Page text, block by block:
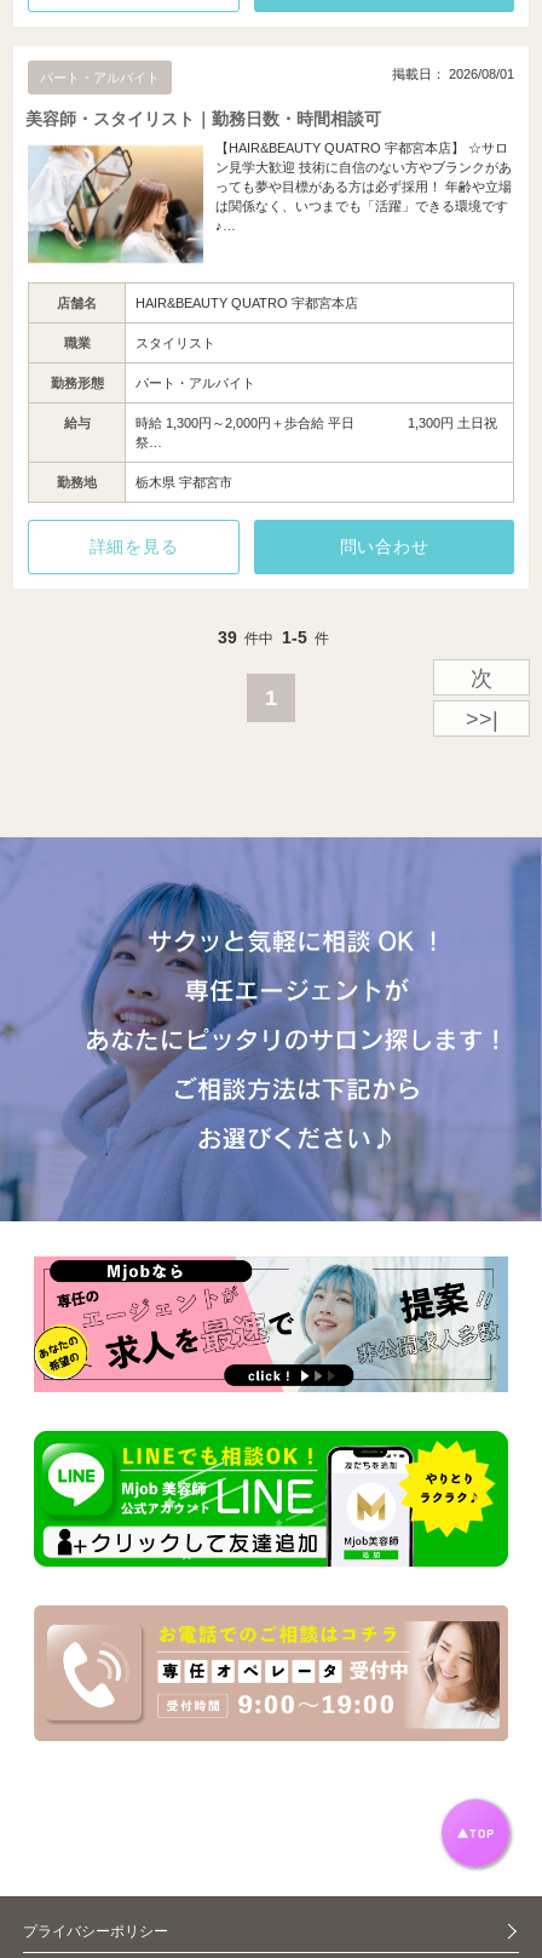
パート・アルバイト 掲載日： 2026/08/01
美容師・スタイリスト｜勤務日数・時間相談可
【HAIR&BEAUTY QUATRO 宇都宮本店】 ☆サロ
ン見学大歓迎 技術に自信のない方やブランクがあ
っても夢や目標がある方は必ず採用！ 年齢や立場
は関係なく、いつまでも「活躍」できる環境です
♪…
店舗名 HAIR&BEAUTY QUATRO 宇都宮本店
職業 スタイリスト
勤務形態 パート・アルバイト
給与
時給 1,300円～2,000円＋歩合給 平日 1,300円 土日祝
祭…
勤務地 栃木県 宇都宮市
詳細を見る 問い合わせ
39 件中 1-5 件
1
次
>>|
プライバシーポリシー